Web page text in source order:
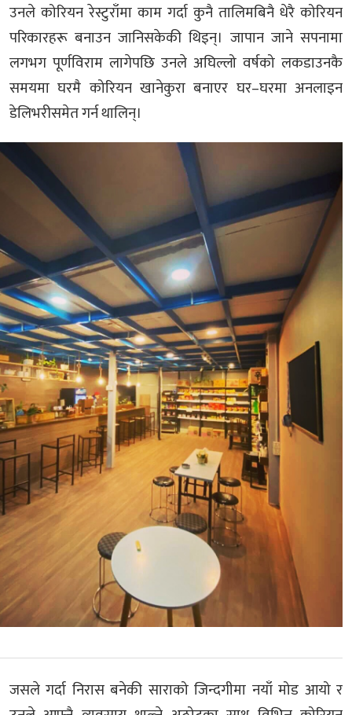
उनले कोरियन रेस्टुराँमा काम गर्दा कुनै तालिमबिनै धेरै कोरियन
परिकारहरू बनाउन जानिसकेकी थिइन्। जापान जाने सपनामा
लगभग पूर्णविराम लागेपछि उनले अघिल्लो वर्षको लकडाउनकै
समयमा घरमै कोरियन खानेकुरा बनाएर घर–घरमा अनलाइन
डेलिभरीसमेत गर्न थालिन्।
जसले गर्दा निरास बनेकी साराको जिन्दगीमा नयाँ मोड आयो र